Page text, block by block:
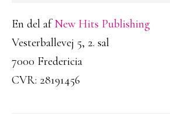
En del afNew Hits Publishing
Vesterballevej 5, 2. sal
7000 Fredericia
CVR: 28191456